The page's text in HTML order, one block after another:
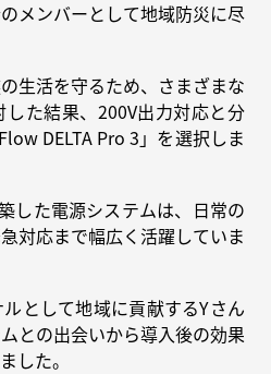
メンバーとして地域防災に尽
生活を守るため、さまざまな
た結果、200V出力対応と分
DELTA Pro 3」を選択しま
した電源システムは、日常の
対応まで幅広く活躍していま
として地域に貢献するYさん
との出会いから導入後の効果
した。